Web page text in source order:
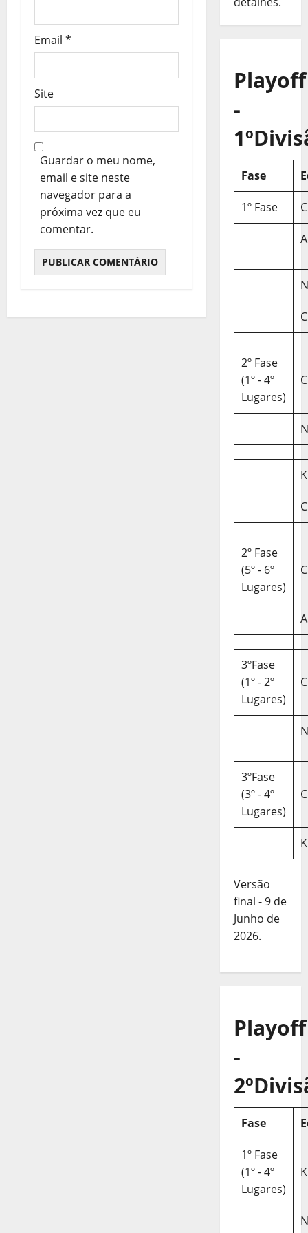
s
Email *
Site
Guardar o meu nome,
email e site neste
navegador para a
próxima vez que eu
comentar.
Playoff
-
Fase
1º Fase
2º Fase
(1º - 4º
Lugares)
2º Fase
(5º - 6º
Lugares)
3ºFase
(1º - 2º
Lugares)
3ºFase
(3º - 4º
Lugares)
Versão
final - 9 de
Junho de
2026.
Playoff
-
Fase
1º Fase
(1º - 4º
Lugares)